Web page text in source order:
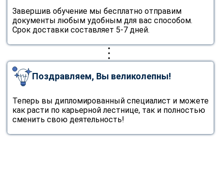
Завершив обучение мы бесплатно отправим
документы любым удобным для вас способом.
Срок доставки составляет 5-7 дней.
Поздравляем, Вы великолепны!
Теперь вы дипломированный специалист и можете
как расти по карьерной лестнице, так и полностью
сменить свою деятельность!